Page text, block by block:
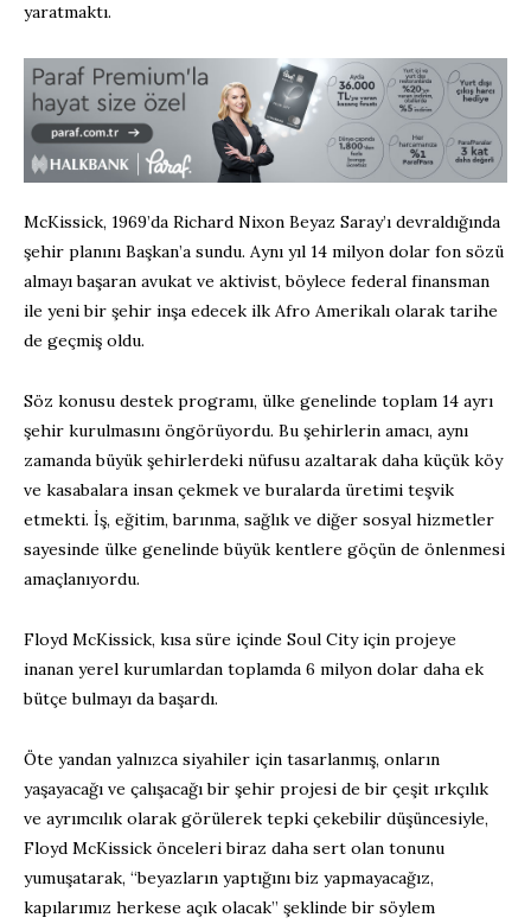
yaratmaktı.
McKissick, 1969’da Richard Nixon Beyaz Saray’ı devraldığında
şehir planını Başkan’a sundu. Aynı yıl 14 milyon dolar fon sözü
almayı başaran avukat ve aktivist, böylece federal finansman
ile yeni bir şehir inşa edecek ilk Afro Amerikalı olarak tarihe
de geçmiş oldu.
Söz konusu destek programı, ülke genelinde toplam 14 ayrı
şehir kurulmasını öngörüyordu. Bu şehirlerin amacı, aynı
zamanda büyük şehirlerdeki nüfusu azaltarak daha küçük köy
ve kasabalara insan çekmek ve buralarda üretimi teşvik
etmekti. İş, eğitim, barınma, sağlık ve diğer sosyal hizmetler
sayesinde ülke genelinde büyük kentlere göçün de önlenmesi
amaçlanıyordu.
Floyd McKissick, kısa süre içinde Soul City için projeye
inanan yerel kurumlardan toplamda 6 milyon dolar daha ek
bütçe bulmayı da başardı.
Öte yandan yalnızca siyahiler için tasarlanmış, onların
yaşayacağı ve çalışacağı bir şehir projesi de bir çeşit ırkçılık
ve ayrımcılık olarak görülerek tepki çekebilir düşüncesiyle,
Floyd McKissick önceleri biraz daha sert olan tonunu
yumuşatarak, “beyazların yaptığını biz yapmayacağız,
kapılarımız herkese açık olacak” şeklinde bir söylem